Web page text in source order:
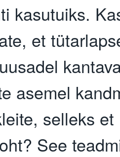
kasutuiks.
et
asemel
selleks
See